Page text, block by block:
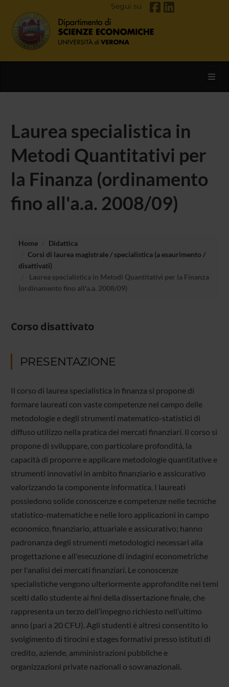
Segui su
Laurea specialistica in
Metodi Quantitativi per
la Finanza (ordinamento
fino all'a.a. 2008/09)
Home
Didattica
Corsi di laurea magistrale / specialistica (a esaurimento /
disattivati)
Laurea specialistica in Metodi Quantitativi per la Finanza
(ordinamento fino all'a.a. 2008/09)
Corso disattivato
PRESENTAZIONE
Il corso di laurea specialistica in finanza si propone di
formare laureati con vaste competenze nel campo delle
metodologie e degli strumenti matematico-statistici di
diffuso utilizzo nella pratica dei mercati finanziari. Il corso si
propone di sviluppare, con particolare profondità, la
capacità di proporre e applicare metodologie quantitative e
strumenti innovativi in ambito finanziario e assicurativo
valorizzando la componente informatica. I laureati
possiedono solide conoscenze e competenze nelle tecniche
statistico-matematiche e nelle loro applicazioni in campo
economico, finanziario, attuariale e assicurativo; hanno
padronanza degli strumenti metodologici necessari alla
progettazione e all'esecuzione di indagini econometriche
per l'analisi dei mercati finanziari. Le conoscenze
specialistiche vengono ulteriormente approfondite nei temi
scelti dallo studente ai fini della dissertazione finale, che
rappresenta un terzo dell’impegno richiesto nell’ultimo
anno (pari a 20 CFU). Agli studenti è altresì consentito lo
svolgimento di tirocini e stages formativi presso istituti di
credito, aziende, amministrazioni pubbliche e
organizzazioni private nazionali o sovranazionali.